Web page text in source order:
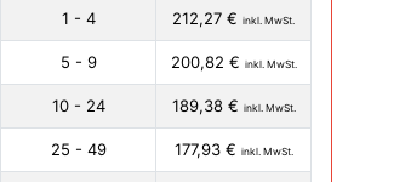
1 - 4 212,27 € inkl. MwSt.
5 - 9 200,82 € inkl. MwSt.
10 - 24 189,38 € inkl. MwSt.
25 - 49 177,93 € inkl. MwSt.